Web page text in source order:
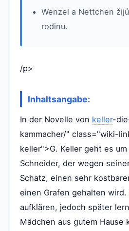
Wenzel a Nettchen
rodinu.
/p>
Inhaltsangabe:
In der Novelle von keller-
kammacher/" class="wiki-
keller">G. Keller geht es
Schneider, der wegen
Schatz, einen sehr
einen Grafen gehalten
aufklären, jedoch später
Mädchen aus gutem Hause